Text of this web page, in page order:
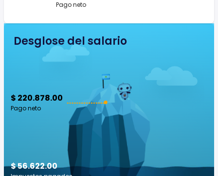
Pago neto
Desglose del salario
$ 220.878.00
Pago neto
$ 56.622.00